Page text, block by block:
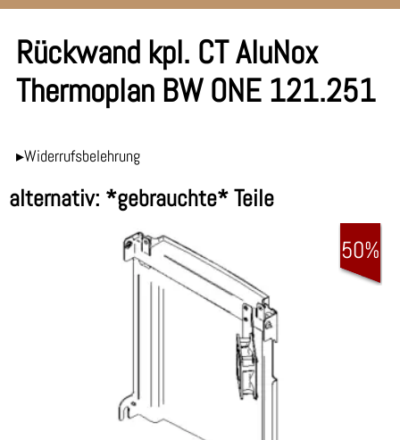
Rückwand kpl. CT AluNox
Thermoplan BW ONE 121.251
▸Widerrufsbelehrung
alternativ: *gebrauchte* Teile
50%